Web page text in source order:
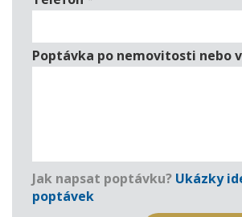
Poptávka po nemovitosti nebo
Jak napsat poptávku? Ukázky
poptávek